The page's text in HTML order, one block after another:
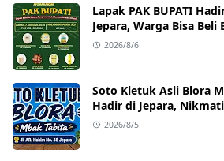
Lapak PAK BUPATI
Jepara, Warga Bisa
Goreng dengan Harga
2026/8/6
Soto Kletuk Asli Blora
Hadir di Jepara,
Mulai Rp10 Ribu
2026/8/5